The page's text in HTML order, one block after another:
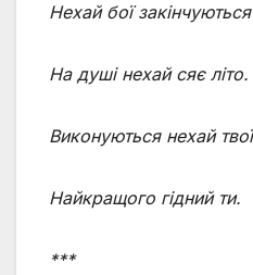
Нехай бої
На душі нехай сяє літо.
Виконуються нехай
Найкращого гідний ти.
***